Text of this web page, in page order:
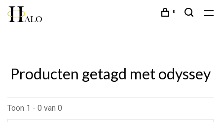
0
Producten getagd met odyssey
Toon 1 - 0 van 0